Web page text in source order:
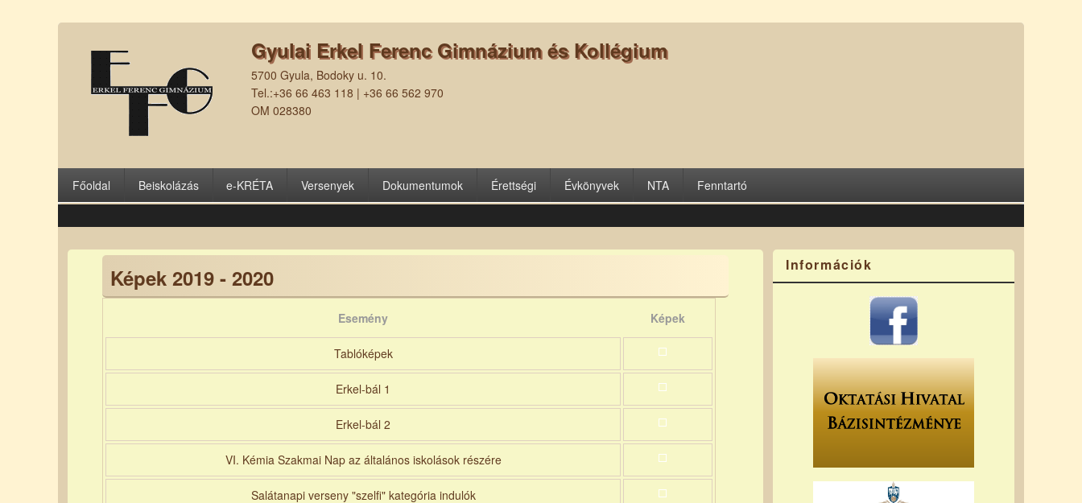
Gyulai Erkel Ferenc Gimnázium és Kollégium
5700 Gyula, Bodoky u. 10.
Tel.:+36 66 463 118 | +36 66 562 970
OM 028380
Főoldal Beiskolázás e-KRÉTA Versenyek Dokumentumok Érettségi Évkönyvek NTA Fenntartó
Képek 2019 - 2020
Esemény Képek
Tablóképek
Erkel-bál 1
Erkel-bál 2
VI. Kémia Szakmai Nap az általános iskolások részére
Salátanapi verseny "szelfi" kategória indulók
Információk